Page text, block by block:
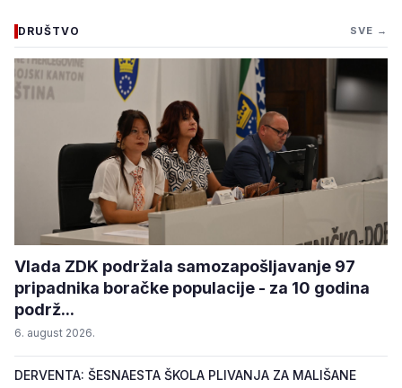
DRUŠTVO SVE →
Vlada ZDK podržala samozapošljavanje 97
pripadnika boračke populacije - za 10 godina
podrž...
6. august 2026.
DERVENTA: ŠESNAESTA ŠKOLA PLIVANJA ZA MALIŠANE